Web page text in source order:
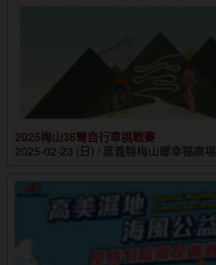
2025梅山36彎自行車挑戰賽
2025-02-23 (日) / 嘉義縣梅山鄉幸福廣場